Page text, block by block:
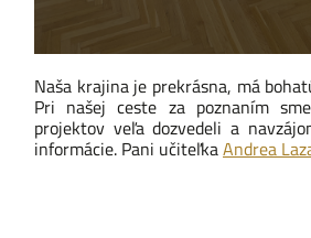
Naša krajina je prekrásna, má
Pri našej ceste za poznaním
projektov veľa dozvedeli a
informácie. Pani učiteľkaAndrea